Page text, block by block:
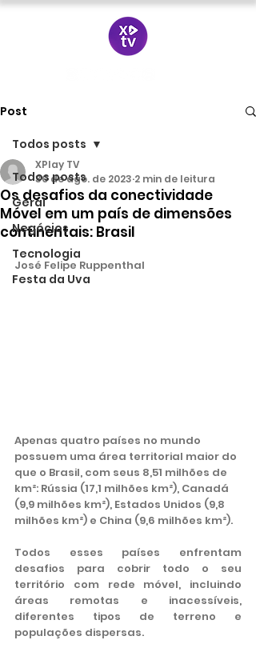
Post
Todos posts
Geral
Negócios
Tecnologia
Festa da Uva
Todos posts
Os desafios da conectividade
Móvel em um país de dimensões
continentais: Brasil
XPlay TV
30 de ago. de 2023 2 min de leitura
José Felipe Ruppenthal
Apenas quatro países no mundo
possuem uma área territorial maior do
que o Brasil, com seus 8,51 milhões de
km²: Rússia (17,1 milhões km²), Canadá
(9,9 milhões km²), Estados Unidos (9,8
milhões km²) e China (9,6 milhões km²).
Todos esses países enfrentam
desafios para cobrir todo o seu
território com rede móvel, incluindo
áreas remotas e inacessíveis,
diferentes tipos de terreno e
populações dispersas.